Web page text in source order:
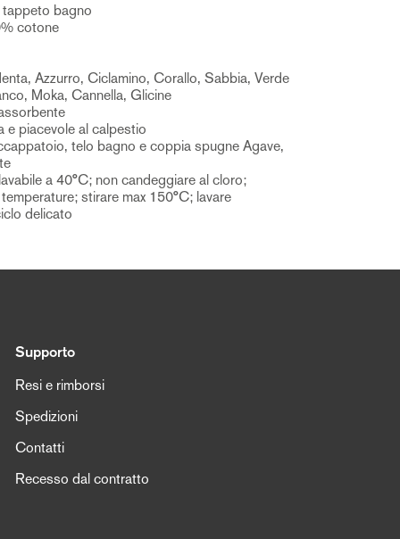
bagno
cotone
Azzurro, Ciclamino, Corallo, Sabbia, Verde
Moka, Cannella, Glicine
e piacevole al calpestio
telo bagno e coppia spugne Agave,
a 40°C; non candeggiare al cloro;
stirare max 150°C; lavare
delicato
Supporto
Resi e rimborsi
Spedizioni
Contatti
Recesso dal contratto